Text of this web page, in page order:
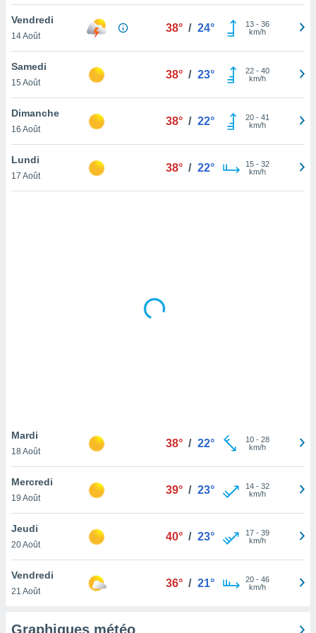
votre
à
en
le
notre
que
et que
Vendredi
14 Août
38° / 24° 13- 36
km/h
Samedi
15 Août
38° / 23° 22- 40
km/h
Dimanche
16 Août
38° / 22° 20- 41
km/h
Lundi
17 Août
38° / 22° 15- 32
km/h
Mardi
18 Août
38° / 22° 10- 28
km/h
Mercredi
19 Août
39° / 23° 14- 32
km/h
Jeudi
20 Août
40° / 23° 17- 39
km/h
Vendredi
21 Août
36° / 21° 20- 46
km/h
Graphiques météo